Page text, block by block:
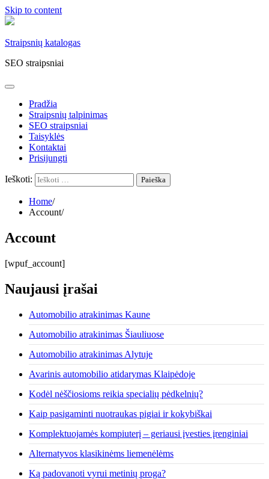
Skip to content
Straipsnių katalogas
SEO straipsniai
Pradžia
Straipsnių talpinimas
SEO straipsniai
Taisyklės
Kontaktai
Prisijungti
Ieškoti:
Home
Account
Account
[wpuf_account]
Naujausi įrašai
Automobilio atrakinimas Kaune
Automobilio atrakinimas Šiauliuose
Automobilio atrakinimas Alytuje
Avarinis automobilio atidarymas Klaipėdoje
Kodėl nėščiosioms reikia specialių pėdkelnių?
Kaip pasigaminti nuotraukas pigiai ir kokybiškai
Komplektuojamės kompiuterį – geriausi įvesties įrenginiai
Alternatyvos klasikinėms liemenėlėms
Ką padovanoti vyrui metinių proga?